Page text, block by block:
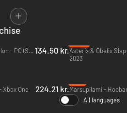
lang række bevægelser og hver enkelt
et eksklusivt kapitel, som blev lavet
kan du spille minispil, hvor vores
der er tro mod de originale
skabt specielt til spillet.
Asterix & Obelix - Mission Babylon - PC (Steam) 134.50 kr.
2023
One
224.21 kr.
All languages